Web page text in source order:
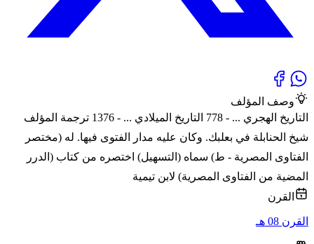
وصف المؤلف
التاريخ الهجري ... - 778 التاريخ الميلادي ... - 1376 ترجمة المؤلف
شيخ الحنابلة في بعلبك. وكان عليه مدار الفتوى فيها. له (مختصر
الفتاوى المصرية - ط) سماه (التسهيل) اختصره من كتاب (الدرر
المضية من الفتاوى المصرية) لابن تيمية
القرن
القرن 08 هـ